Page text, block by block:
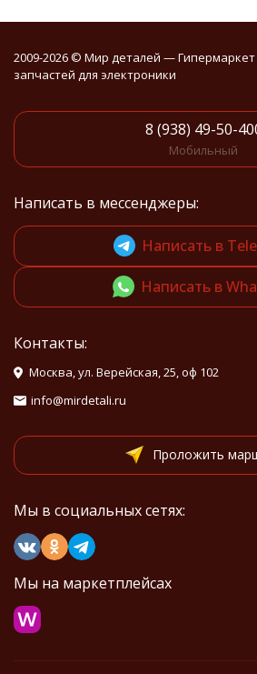
2009-2026 © Мир деталей —
запчастей для электроники
8 (938) 49-50-
Мобильный
Написать в мессенджеры:
Написать в
Написать в
Контакты:
Москва, ул. Верейская, 25, оф 102
info@mirdetali.ru
Проложить
Мы в социальных сетях:
Мы на маркетплейсах